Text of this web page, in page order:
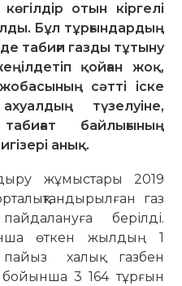
отын кіргелі
Бұл тұрғындардың
табиғи газды тұтыну
қойған жоқ,
сәтті іске
түзелуіне,
байлығының
анық.
жұ­мыс­тары 2019
газ
берілді.
өткен жылдың 1
халық газбен
3 164 тұрғын